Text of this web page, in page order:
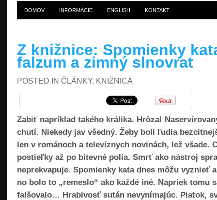
DOMOV INFORMÁCIE ENGLISH KONTAKT
Z knižnice: Spomienky
falzum a zimný slnovrat
POSTED IN ČLÁNKY, KNIŽNICA
Zabiť napríklad takého králika. Hrôza!
chutí. Niekedy jav všedný. Žeby boli ľudia
len v románoch a televíznych novinách, lež všade.
postieľky až po bitevné polia. Smrť ako nástroj
neprekvapuje. Spomienky kata dnes môžu vyznieť
no bolo to „remeslo“ ako každé iné. Napriek tomu
falšovalo… Hrabivosť sután nevynímajúc. Piatok,